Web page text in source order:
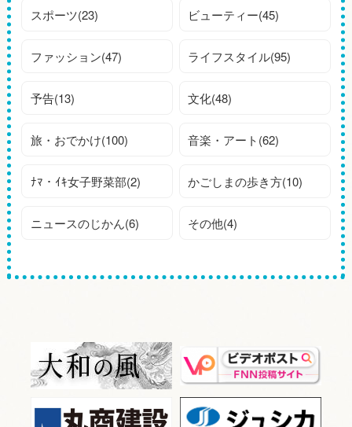
スポーツ(23) ビューティー(45)
ファッション(47) ライフスタイル(95)
予告(13) 文化(48)
旅・おでかけ(100) 音楽・アート(62)
ﾅﾏ・ｲｷ女子野菜部(2) かごしまの歩き方(10)
ニュースのじかん(6) その他(4)